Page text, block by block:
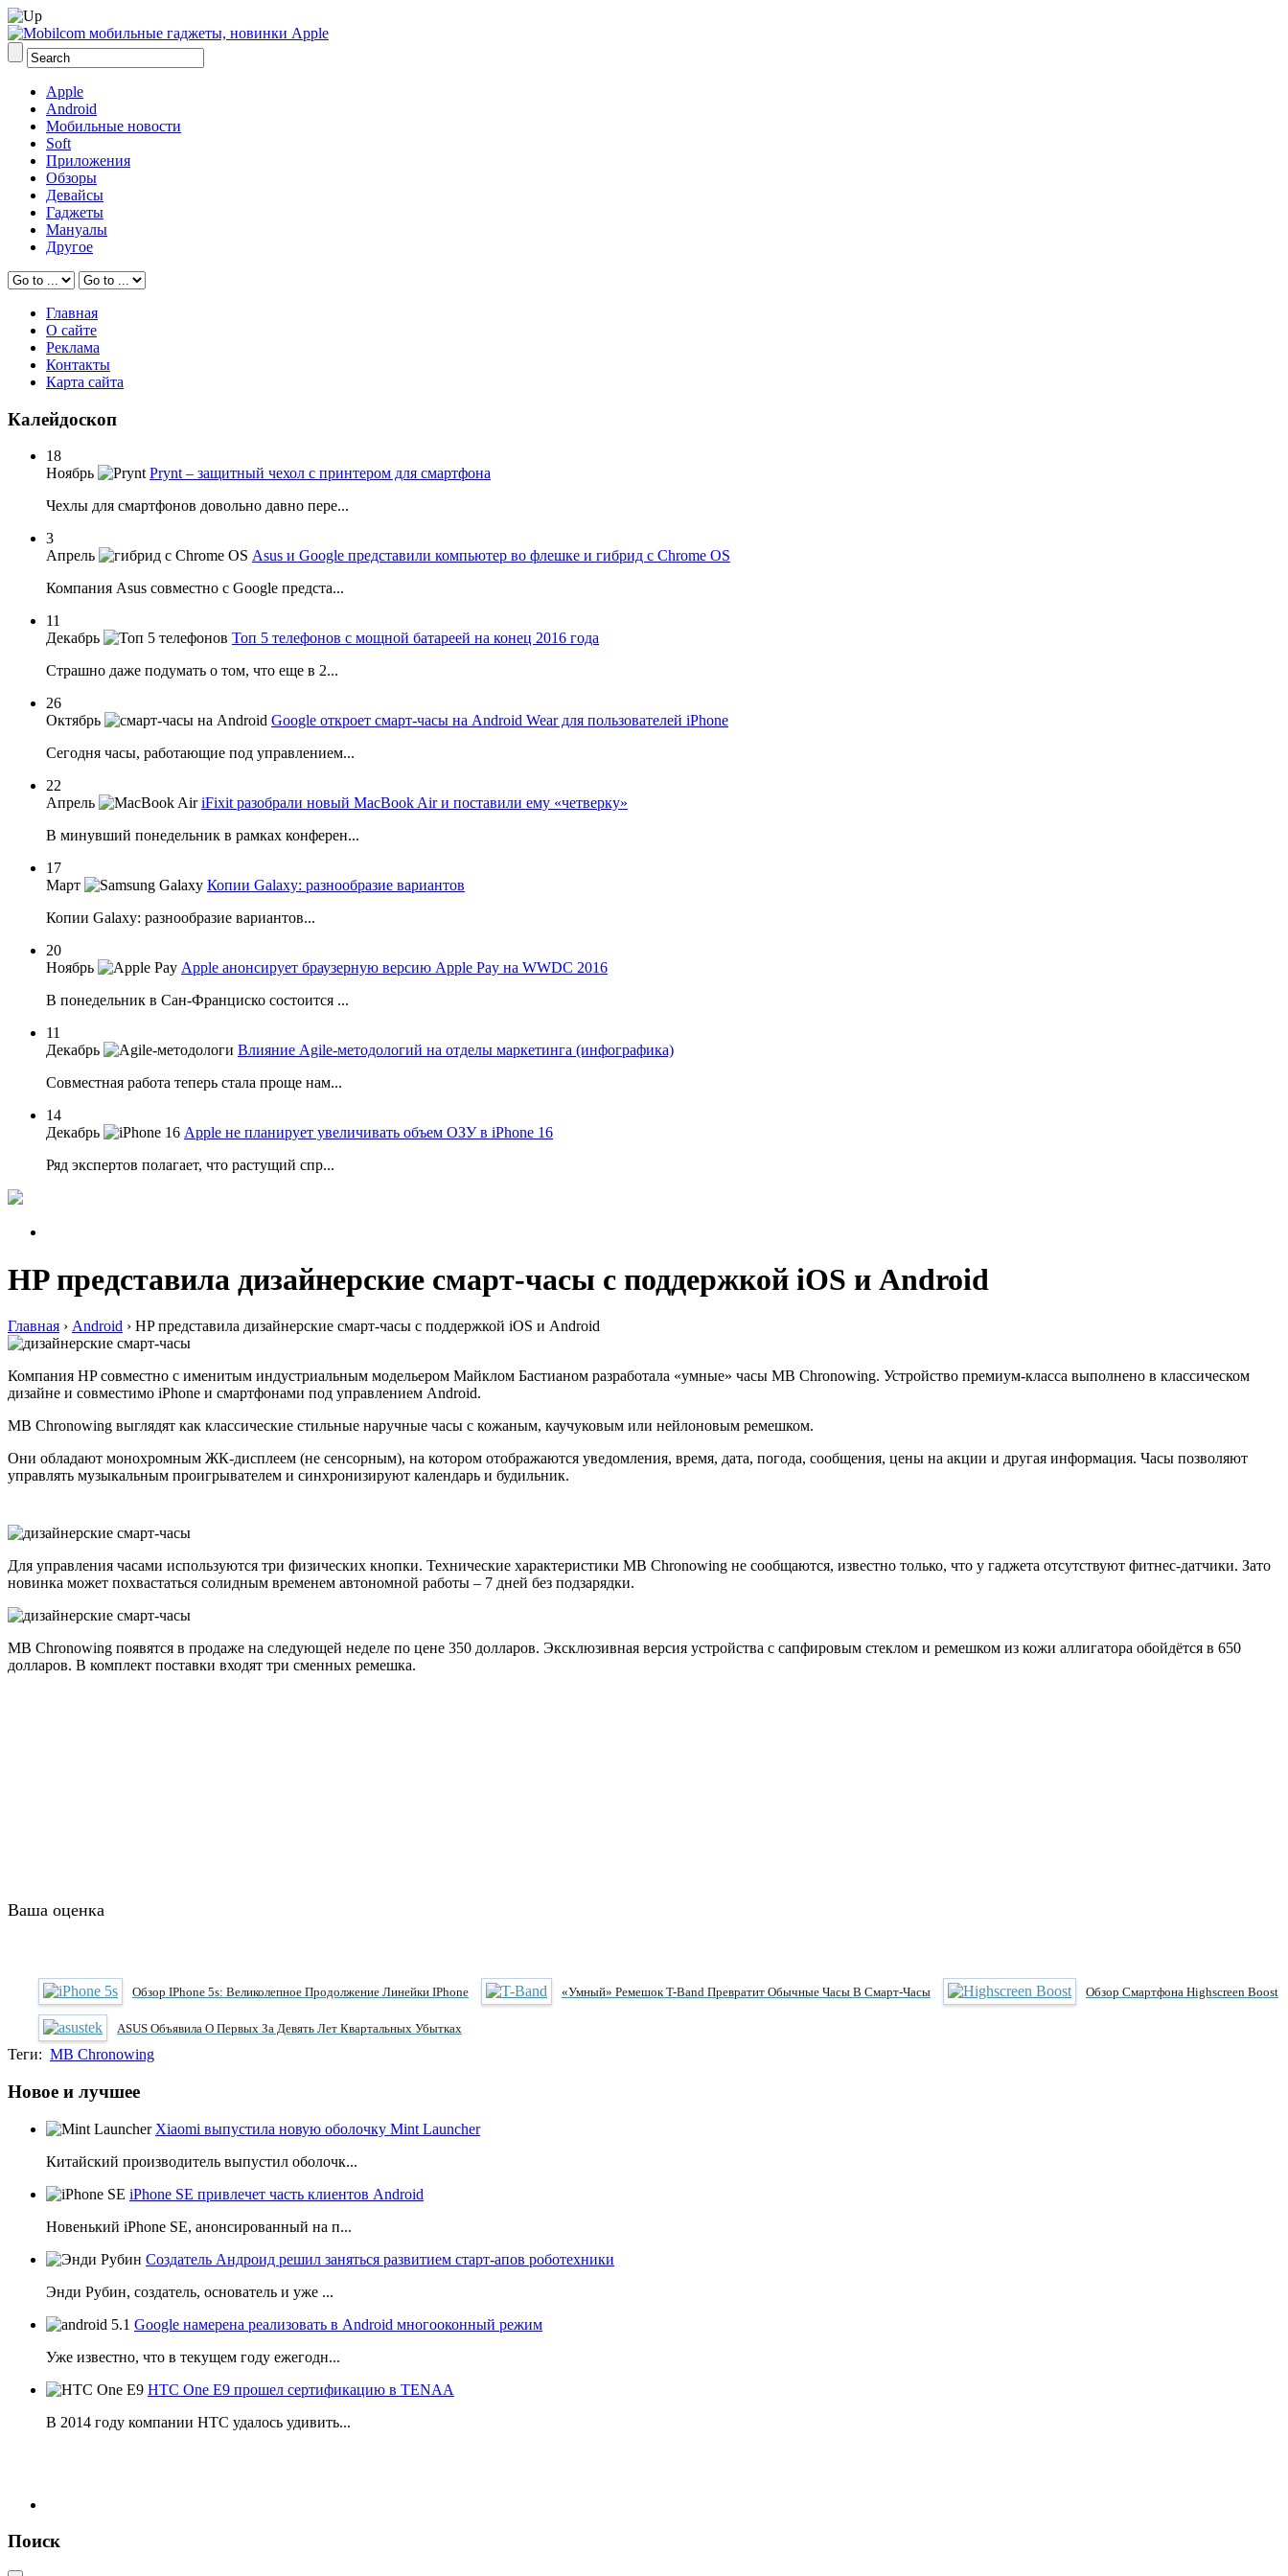
Apple
Android
Мобильные новости
Soft
Приложения
Обзоры
Девайсы
Гаджеты
Мануалы
Другое
Главная
О сайте
Реклама
Контакты
Карта сайта
Калейдоскоп
18
Ноябрь
Prynt – защитный чехол с принтером для смартфона
Чехлы для смартфонов довольно давно пере...
3
Апрель
Asus и Google представили компьютер во флешке и гибрид с Chrome OS
Компания Asus совместно с Google предста...
11
Декабрь
Топ 5 телефонов с мощной батареей на конец 2016 года
Страшно даже подумать о том, что еще в 2...
26
Октябрь
Google откроет смарт-часы на Android Wear для пользователей iPhone
Сегодня часы, работающие под управлением...
22
Апрель
iFixit разобрали новый MacBook Air и поставили ему «четверку»
В минувший понедельник в рамках конферен...
17
Март
Копии Galaxy: разнообразие вариантов
Копии Galaxy: разнообразие вариантов...
20
Ноябрь
Apple анонсирует браузерную версию Apple Pay на WWDC 2016
В понедельник в Сан-Франциско состоится ...
11
Декабрь
Влияние Agile-методологий на отделы маркетинга (инфографика)
Совместная работа теперь стала проще нам...
14
Декабрь
Apple не планирует увеличивать объем ОЗУ в iPhone 16
Ряд экспертов полагает, что растущий спр...
HP представила дизайнерские смарт-часы с поддержкой iOS и Android
Главная › Android › HP представила дизайнерские смарт-часы с поддержкой iOS и Android
Компания HP совместно с именитым индустриальным модельером Майклом Бастианом разработала «умные» часы MB Chronowing. Устройство премиум-класса выполнено в классическом
дизайне и совместимо iPhone и смартфонами под управлением Android.
MB Chronowing выглядят как классические стильные наручные часы с кожаным, каучуковым или нейлоновым ремешком.
Они обладают монохромным ЖК-дисплеем (не сенсорным), на котором отображаются уведомления, время, дата, погода, сообщения, цены на акции и другая информация. Часы позволяют
управлять музыкальным проигрывателем и синхронизируют календарь и будильник.
Для управления часами используются три физических кнопки. Технические характеристики MB Chronowing не сообщаются, известно только, что у гаджета отсутствуют фитнес-датчики. Зато
новинка может похвастаться солидным временем автономной работы – 7 дней без подзарядки.
MB Chronowing появятся в продаже на следующей неделе по цене 350 долларов. Эксклюзивная версия устройства с сапфировым стеклом и ремешком из кожи аллигатора обойдётся в 650
долларов. В комплект поставки входят три сменных ремешка.
Ваша оценка
Обзор IPhone 5s: Великолепное Продолжение Линейки IPhone «Умный» Ремешок T-Band Превратит Обычные Часы В Смарт-Часы Обзор Смартфона Highscreen Boost
ASUS Объявила О Первых За Девять Лет Квартальных Убытках
Теги: MB Chronowing
Новое и лучшее
Xiaomi выпустила новую оболочку Mint Launcher
Китайский производитель выпустил оболочк...
iPhone SE привлечет часть клиентов Android
Новенький iPhone SE, анонсированный на п...
Создатель Андроид решил заняться развитием старт-апов роботехники
Энди Рубин, создатель, основатель и уже ...
Google намерена реализовать в Android многооконный режим
Уже известно, что в текущем году ежегодн...
HTC One E9 прошел сертификацию в TENAA
В 2014 году компании НТС удалось удивить...
Поиск